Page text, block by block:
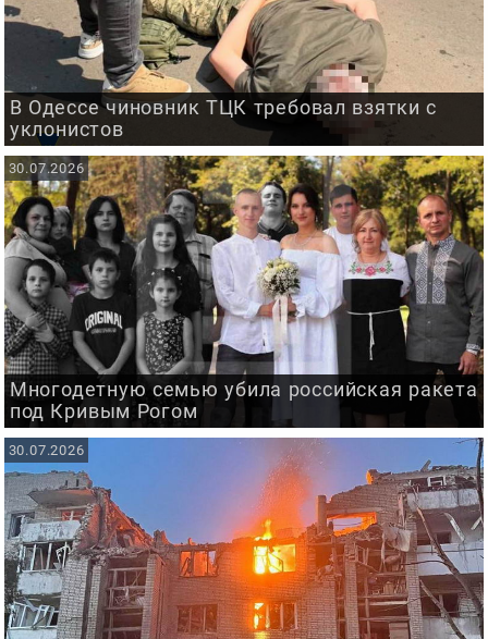
В Одессе чиновник ТЦК требовал взятки с
уклонистов
Многодетную семью убила российская ракета
под Кривым Рогом
30.07.2026
30.07.2026